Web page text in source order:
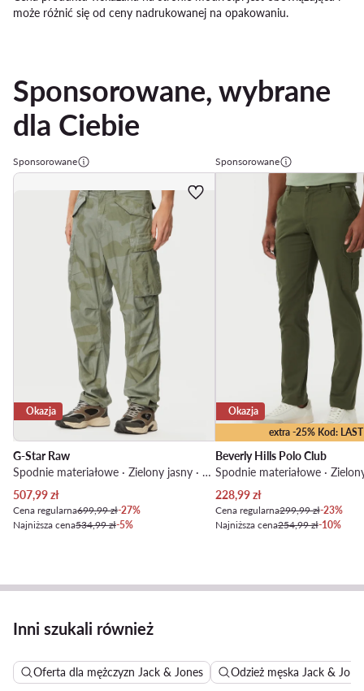
może różnić się od ceny nadrukowanej na opakowaniu.
Sponsorowane, wybrane
dla Ciebie
Sponsorowane
Okazja
G-Star Raw
Spodnie materiałowe · Zielony jasny · Slim Fit
Aktualna cena
507,99zł
Cena regularna699,99 zł-27%
Najniższa cena534,99 zł-5%
Sponsorowane
extra -25% Kod: LAST
Okazja
Beverly Hills Polo Club
Aktualna cena
228,99zł
Cena regularna299,99 zł-23%
Najniższa cena254,99 zł-10%
Inni szukali również
Oferta dla mężczyzn Jack & Jones Odzież męska Jack &